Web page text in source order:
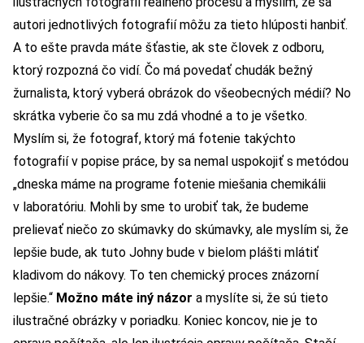
autori jednotlivých fotografií môžu za tieto hlúposti hanbiť.
A to ešte pravda máte šťastie, ak ste človek z odboru,
ktorý rozpozná čo vidí. Čo má povedať chudák bežný
žurnalista, ktorý vyberá obrázok do všeobecných médií? No
skrátka vyberie čo sa mu zdá vhodné a to je všetko.
Myslím si, že fotograf, ktorý má fotenie takýchto
fotografií v popise práce, by sa nemal uspokojiť s metódou
„dneska máme na programe fotenie miešania chemikálii
v laboratóriu. Mohli by sme to urobiť tak, že budeme
prelievať niečo zo skúmavky do skúmavky, ale myslím si, že
lepšie bude, ak tuto Johny bude v bielom plášti mlátiť
kladivom do nákovy. To ten chemický proces znázorní
lepšie.“ Možno máte iný názor a myslíte si, že sú tieto
ilustračné obrázky v poriadku. Koniec koncov, nie je to